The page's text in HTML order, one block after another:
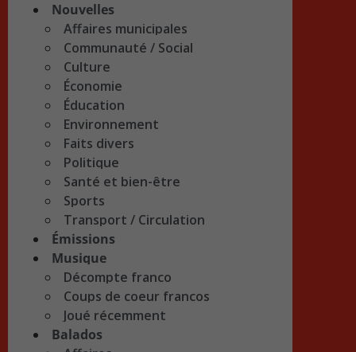
Nouvelles
Affaires municipales
Communauté / Social
Culture
Économie
Éducation
Environnement
Faits divers
Politique
Santé et bien-être
Sports
Transport / Circulation
Émissions
Musique
Décompte franco
Coups de coeur francos
Joué récemment
Balados